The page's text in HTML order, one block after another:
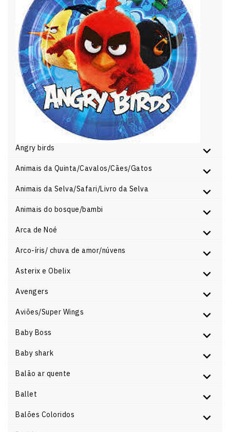
Angry birds
Animais da Quinta/Cavalos/Cães/Gatos
Animais da Selva/Safari/Livro da Selva
Animais do bosque/bambi
Arca de Noé
Arco-íris/ chuva de amor/núvens
Asterix e Obelix
Avengers
Aviões/Super Wings
Baby Boss
Baby shark
Balão ar quente
Ballet
Balões Coloridos